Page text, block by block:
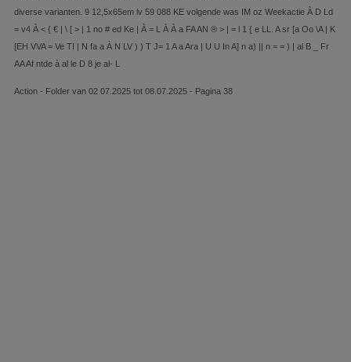
diverse varianten. 9 12,5x65em lv 59 088 KE volgende was IM oz Weekactie À D Ld
= v4 À < { € | \ [ > | 1 no # ed Ke | À = L À À a FA AN ® > | = l 1 { e LL. A sr [a Oo \A | K
[EH VVA = Ve TI | N fa a À N LV ) ) T J= 1 A a Ara | U U In A] n a) || n = = ) | al B _ Fr
AA Af ntde à al le D 8 je al- L
Action - Folder van 02.07.2025 tot 08.07.2025 - Pagina 38